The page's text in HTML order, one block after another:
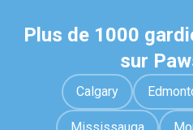
Plus de 1000
sur
Calgary